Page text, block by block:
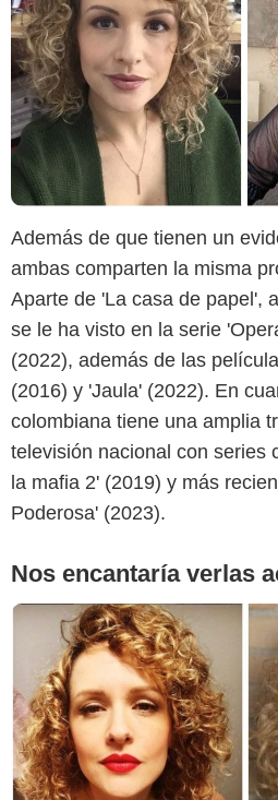
Además de que tienen un
ambas comparten la misma
Aparte de 'La casa de papel',
se le ha visto en la serie
(2022), además de las
(2016) y 'Jaula' (2022). En
colombiana tiene una amplia
televisión nacional con series
la mafia 2' (2019) y más
Poderosa' (2023).
Nos encantaría verlas
Instagram